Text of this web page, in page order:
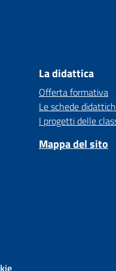
La didattica
Offerta formativa
Le schede
I progetti delle
Mappa del sito